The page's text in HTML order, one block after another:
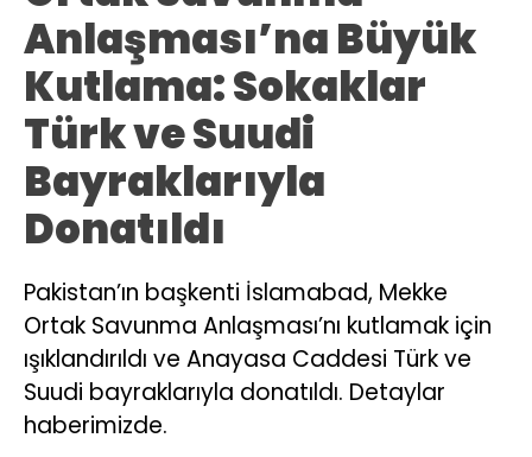
Anlaşması’na Büyük
Kutlama: Sokaklar
Türk ve Suudi
Bayraklarıyla
Donatıldı
Pakistan’ın başkenti İslamabad, Mekke
Ortak Savunma Anlaşması’nı kutlamak için
ışıklandırıldı ve Anayasa Caddesi Türk ve
Suudi bayraklarıyla donatıldı. Detaylar
haberimizde.